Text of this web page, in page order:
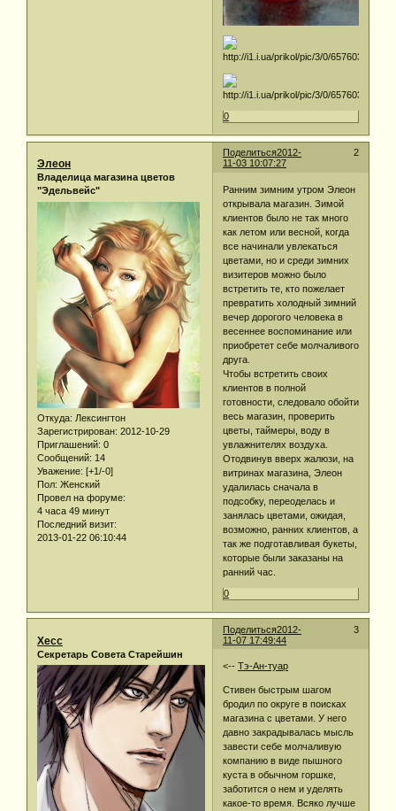
0
Поделиться 2
2012-
11-03 10:07:27
Элеон
Владелица магазина цветов
"Эдельвейс"
Откуда: Лексингтон
Зарегистрирован: 2012-10-29
Приглашений: 0
Сообщений: 14
Уважение: [+1/-0]
Пол: Женский
Провел на форуме:
4 часа 49 минут
Последний визит:
2013-01-22 06:10:44
Ранним зимним утром Элеон
открывала магазин. Зимой
клиентов было не так много
как летом или весной, когда
все начинали увлекаться
цветами, но и среди зимних
визитеров можно было
встретить те, кто пожелает
превратить холодный зимний
вечер дорогого человека в
весеннее воспоминание или
приобретет себе молчаливого
друга.
Чтобы встретить своих
клиентов в полной
готовности, следовало обойти
весь магазин, проверить
цветы, таймеры, воду в
увлажнителях воздуха.
Отодвинув вверх жалюзи, на
витринах магазина, Элеон
удалилась сначала в
подсобку, переоделась и
занялась цветами, ожидая,
возможно, ранних клиентов, а
так же подготавливая букеты,
которые были заказаны на
ранний час.
0
Поделиться 3
2012-
11-07 17:49:44
Хесс
Секретарь Совета Старейшин
<--Тэ-Ан-туар
Стивен быстрым шагом
бродил по округе в поисках
магазина с цветами. У него
давно закрадывалась мысль
завести себе молчаливую
компанию в виде пышного
куста в обычном горшке,
заботится о нем и уделять
какое-то время. Всяко лучше